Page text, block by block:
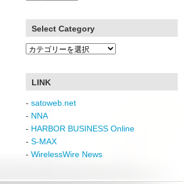
Select Category
Select
LINK
- satoweb.net
- NNA
- HARBOR BUSINESS Online
- S-MAX
- WirelessWire News